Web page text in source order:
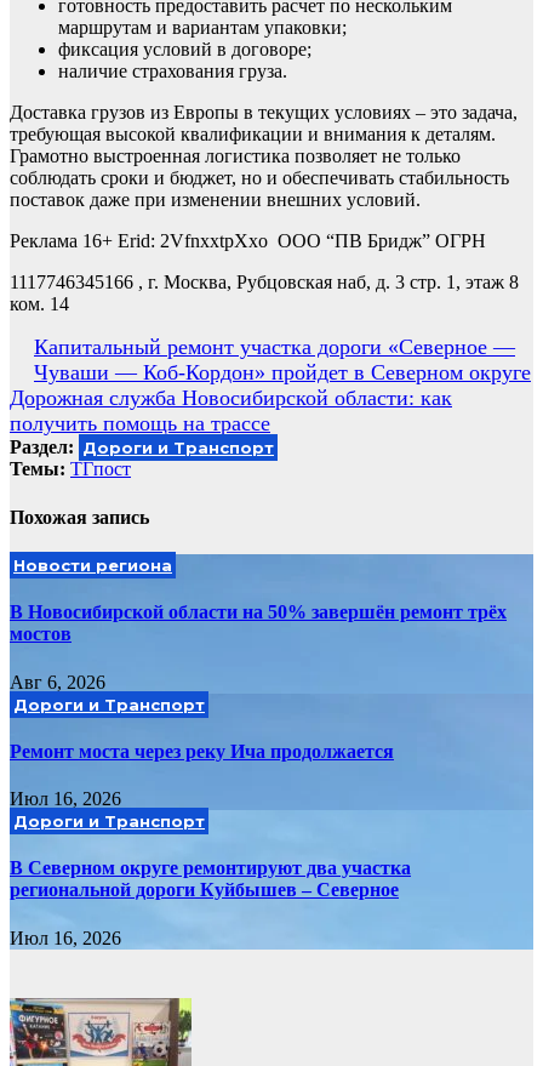
готовность предоставить расчет по нескольким
маршрутам и вариантам упаковки;
фиксация условий в договоре;
наличие страхования груза.
Доставка грузов из Европы в текущих условиях – это задача,
требующая высокой квалификации и внимания к деталям.
Грамотно выстроенная логистика позволяет не только
соблюдать сроки и бюджет, но и обеспечивать стабильность
поставок даже при изменении внешних условий.
Реклама 16+ Erid: 2VfnxxtpXxo ООО “ПВ Бридж” ОГРН
1117746345166 , г. Москва, Рубцовская наб, д. 3 стр. 1, этаж 8
ком. 14
Навигация
по
записям
Капитальный ремонт участка дороги «Северное —
Чуваши — Коб-Кордон» пройдет в Северном округе
Дорожная служба Новосибирской области: как
получить помощь на трассе
Раздел: Дороги и Транспорт
Темы: ТГпост
Похожая запись
Новости региона
В Новосибирской области на 50% завершён ремонт трёх
мостов
Авг 6, 2026
Дороги и Транспорт
Ремонт моста через реку Ича продолжается
Июл 16, 2026
Дороги и Транспорт
В Северном округе ремонтируют два участка
региональной дороги Куйбышев – Северное
Июл 16, 2026